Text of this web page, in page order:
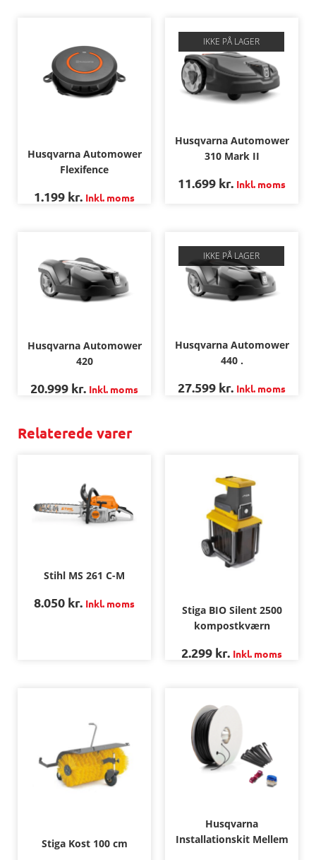
Husqvarna Automower
Flexifence
1.199 kr. Inkl. moms
IKKE PÅ LAGER
Husqvarna Automower
310 Mark II
11.699 kr. Inkl. moms
Husqvarna Automower
420
20.999 kr. Inkl. moms
IKKE PÅ LAGER
Husqvarna Automower
440 .
27.599 kr. Inkl. moms
Relaterede varer
Stihl MS 261 C-M
8.050 kr. Inkl. moms
Stiga BIO Silent 2500
kompostkværn
2.299 kr. Inkl. moms
Stiga Kost 100 cm
Husqvarna
Installationskit Mellem